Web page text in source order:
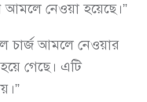
আমলে নেওয়া হয়েছে।”
চার্জ আমলে নেওয়ার
গেছে। এটি